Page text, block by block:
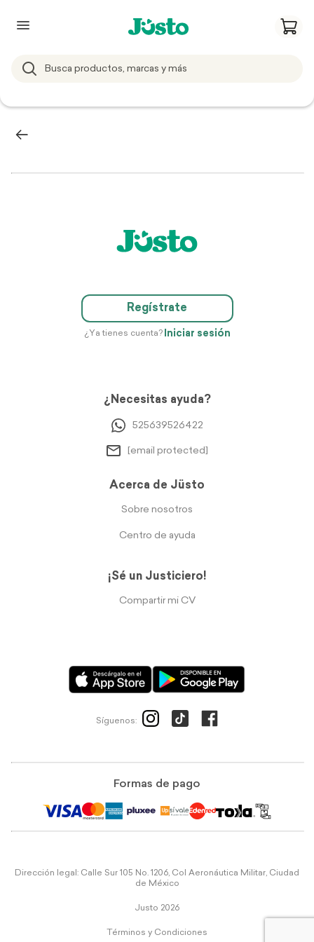
Regístrate
¿Ya tienes cuenta? Iniciar sesión
¿Necesitas ayuda?
525639526422
[email protected]
Acerca de Jüsto
Sobre nosotros
Centro de ayuda
¡Sé un Justiciero!
Compartir mi CV
Síguenos:
Formas de pago
Dirección legal: Calle Sur 105 No. 1206, Col Aeronáutica Militar, Ciudad
de México
Justo 2026
Términos y Condiciones